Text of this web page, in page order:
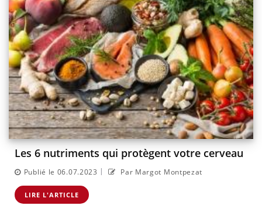
Les 6 nutriments qui protègent votre cerveau
Publié le 06.07.2023 | Par Margot Montpezat
LIRE L'ARTICLE